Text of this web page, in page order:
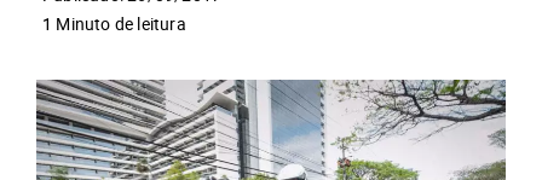
1 Minuto de leitura